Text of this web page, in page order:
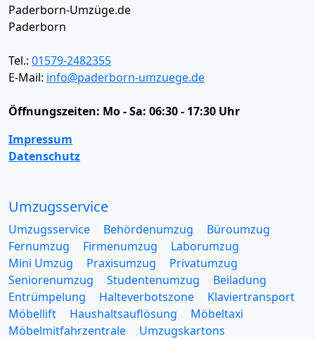
Paderborn-Umzüge.de
Paderborn
Tel.: 01579-2482355
E-Mail: info@paderborn-umzuege.de
Öffnungszeiten: Mo - Sa: 06:30 - 17:30 Uhr
Impressum
Datenschutz
Umzugsservice
Umzugsservice Behördenumzug
Büroumzug
Fernumzug
Firmenumzug
Laborumzug
Mini Umzug
Praxisumzug
Privatumzug
Seniorenumzug
Studentenumzug
Beiladung
Entrümpelung
Halteverbotszone
Klaviertransport
Möbellift
Haushaltsauflösung
Möbeltaxi
Möbelmitfahrzentrale
Umzugskartons